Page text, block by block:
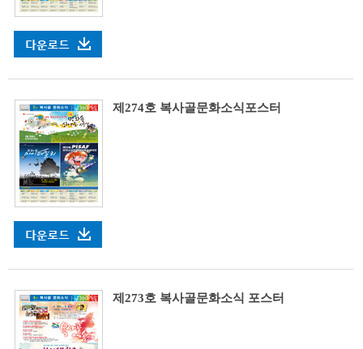
제274호 복사골문화소식포스터
제273호 복사골문화소식 포스터